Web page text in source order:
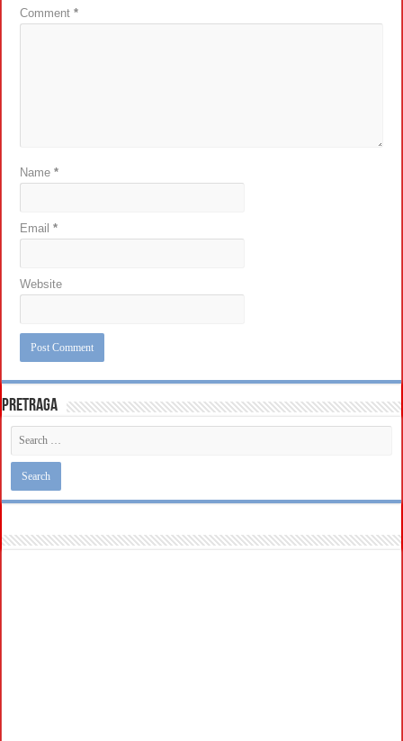
Comment*
Name*
Email*
Website
Pretraga